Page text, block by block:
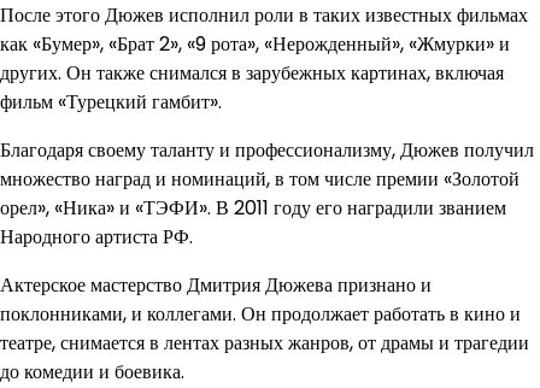
После этого Дюжев исполнил роли в таких известных фильмах
как «Бумер», «Брат 2», «9 рота», «Нерожденный», «Жмурки» и
других. Он также снимался в зарубежных картинах, включая
фильм «Турецкий гамбит».
Благодаря своему таланту и профессионализму, Дюжев получил
множество наград и номинаций, в том числе премии «Золотой
орел», «Ника» и «ТЭФИ». В 2011 году его наградили званием
Народного артиста РФ.
Актерское мастерство Дмитрия Дюжева признано и
поклонниками, и коллегами. Он продолжает работать в кино и
театре, снимается в лентах разных жанров, от драмы и трагедии
до комедии и боевика.